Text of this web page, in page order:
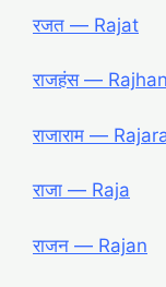
रजत ― Rajat
राजहंस ―
राजाराम ―
राजा ― Raja
राजन ― Rajan